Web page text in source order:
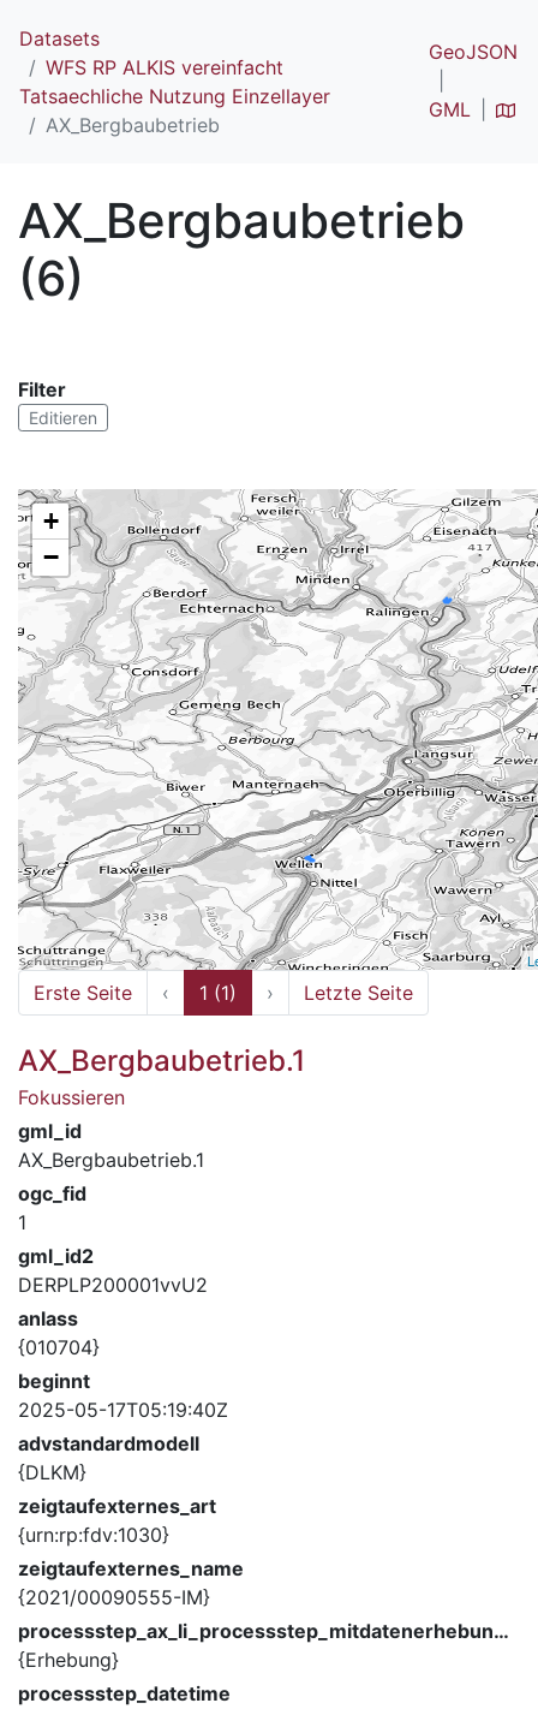
Datasets
WFS RP ALKIS vereinfacht
Tatsaechliche Nutzung Einzellayer
AX_Bergbaubetrieb
GeoJSON
GML
AX_Bergbaubetrieb
(6)
Filter
Editieren
+
−
Erste Seite ‹ 1 (1) › Letzte Seite
AX_Bergbaubetrieb.1
Fokussieren
gml_id
AX_Bergbaubetrieb.1
ogc_fid
1
gml_id2
DERPLP200001vvU2
anlass
{010704}
beginnt
2025-05-17T05:19:40Z
advstandardmodell
{DLKM}
zeigtaufexternes_art
{urn:rp:fdv:1030}
zeigtaufexternes_name
{2021/00090555-IM}
processstep_ax_li_processstep_mitdatenerhebung_description
{Erhebung}
processstep_datetime